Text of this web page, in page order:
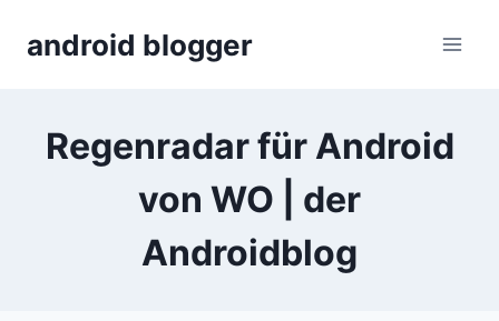
android blogger
Regenradar für Android
von WO | der
Androidblog